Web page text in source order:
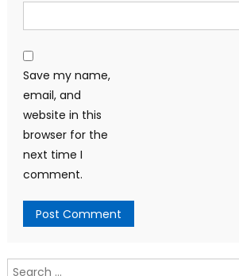
Save my name,
email, and
website in this
browser for the
next time I
comment.
Search